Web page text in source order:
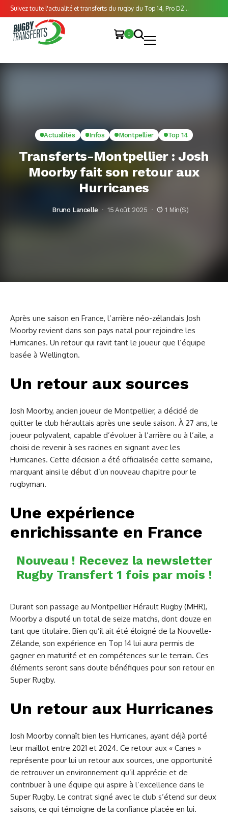
Suivez toute l'actualité et transferts du rugby du Top 14, Pro D2...
0
Actualités Infos Montpellier Top 14
Transferts-Montpellier : Josh
Moorby fait son retour aux
Hurricanes
Bruno Lancelle 15 Août 2025 1 Min(s)
Après une saison en France, l’arrière néo-zélandais Josh
Moorby revient dans son pays natal pour rejoindre les
Hurricanes. Un retour qui ravit tant le joueur que l’équipe
basée à Wellington.
Un retour aux sources
Josh Moorby, ancien joueur de Montpellier, a décidé de
quitter le club héraultais après une seule saison. À 27 ans, le
joueur polyvalent, capable d’évoluer à l’arrière ou à l’aile, a
choisi de revenir à ses racines en signant avec les
Hurricanes. Cette décision a été officialisée cette semaine,
marquant ainsi le début d’un nouveau chapitre pour le
rugbyman.
Une expérience
enrichissante en France
Nouveau ! Recevez la newsletter
Rugby Transfert 1 fois par mois !
Durant son passage au Montpellier Hérault Rugby (MHR),
Moorby a disputé un total de seize matchs, dont douze en
tant que titulaire. Bien qu’il ait été éloigné de la Nouvelle-
Zélande, son expérience en Top 14 lui aura permis de
gagner en maturité et en compétences sur le terrain. Ces
éléments seront sans doute bénéfiques pour son retour en
Super Rugby.
Un retour aux Hurricanes
Josh Moorby connaît bien les Hurricanes, ayant déjà porté
leur maillot entre 2021 et 2024. Ce retour aux « Canes »
représente pour lui un retour aux sources, une opportunité
de retrouver un environnement qu’il apprécie et de
contribuer à une équipe qui aspire à l’excellence dans le
Super Rugby. Le contrat signé avec le club s’étend sur deux
saisons, ce qui témoigne de la confiance placée en lui.